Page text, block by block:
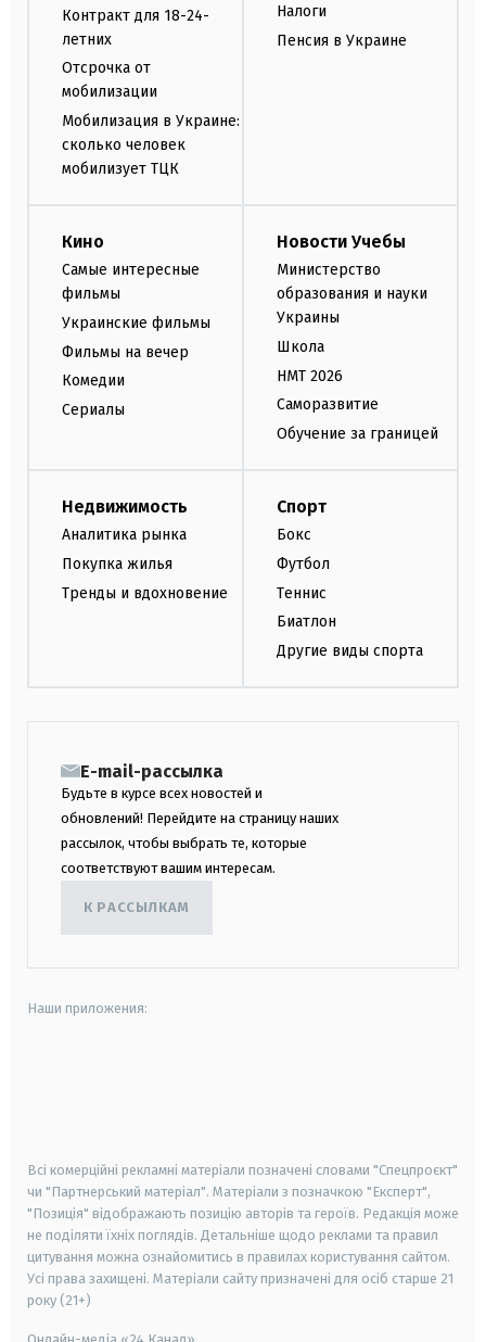
Контракт для 18-24-
летних
Отсрочка от
мобилизации
Мобилизация в Украине:
сколько человек
мобилизует ТЦК
Налоги
Пенсия в Украине
Кино
Самые интересные
фильмы
Украинские фильмы
Фильмы на вечер
Комедии
Сериалы
Новости Учебы
Министерство
образования и науки
Украины
Школа
НМТ 2026
Саморазвитие
Обучение за границей
Недвижимость
Аналитика рынка
Покупка жилья
Тренды и вдохновение
Спорт
Бокс
Футбол
Теннис
Биатлон
Другие виды спорта
E-mail-рассылка
Будьте в курсе всех новостей и
обновлений! Перейдите на страницу наших
рассылок, чтобы выбрать те, которые
соответствуют вашим интересам.
К РАССЫЛКАМ
Наши приложения:
Всі комерційні рекламні матеріали позначені словами "Спецпроєкт"
чи "Партнерський матеріал". Матеріали з позначкою "Експерт",
"Позиція" відображають позицію авторів та героїв. Редакція може
не поділяти їхніх поглядів. Детальніше щодо реклами та правил
цитування можна ознайомитись в правилах користування сайтом.
Усі права захищені. Матеріали сайту призначені для осіб старше 21
року (21+)